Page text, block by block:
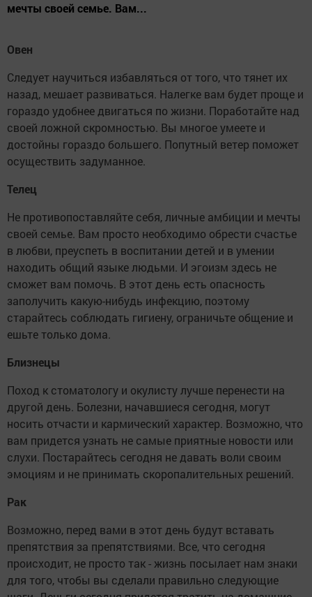
мечты своей семье. Вам...
Овен
Следует научиться избавляться от того, что тянет их
назад, мешает развиваться. Налегке вам будет проще и
гораздо удобнее двигаться по жизни. Поработайте над
своей ложной скромностью. Вы многое умеете и
достойны гораздо большего. Попутный ветер поможет
осуществить задуманное.
Телец
Не противопоставляйте себя, личные амбиции и мечты
своей семье. Вам просто необходимо обрести счастье
в любви, преуспеть в воспитании детей и в умении
находить общий языке людьми. И эгоизм здесь не
сможет вам помочь. В этот день есть опасность
заполучить какую-нибудь инфекцию, поэтому
старайтесь соблюдать гигиену, ограничьте общение и
ешьте только дома.
Близнецы
Поход к стоматологу и окулисту лучше перенести на
другой день. Болезни, начавшиеся сегодня, могут
носить отчасти и кармический характер. Возможно, что
вам придется узнать не самые приятные новости или
слухи. Постарайтесь сегодня не давать воли своим
эмоциям и не принимать скоропалительных решений.
Рак
Возможно, перед вами в этот день будут вставать
препятствия за препятствиями. Все, что сегодня
происходит, не просто так - жизнь посылает нам знаки
для того, чтобы вы сделали правильно следующие